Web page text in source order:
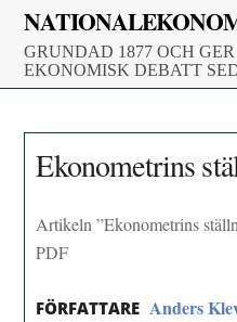
Skip
content
GRUNDAD 1877 OCH
EKONOMISK DEBATT
Ekonometrins
Artikeln ”Ekonometrins
PDF
FÖRFATTARE Anders